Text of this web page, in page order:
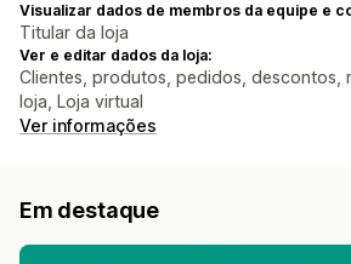
Visualizar dados de membros da equipe e
Titular da loja
Ver e editar dados da loja:
Clientes, produtos, pedidos, descontos,
loja, Loja virtual
Ver informações
Em destaque